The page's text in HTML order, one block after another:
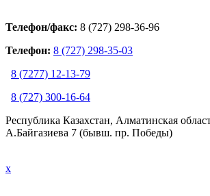
Телефон/факс: 8 (727) 298-36-96
Телефон: 8 (727) 298-35-03
8 (7277) 12-13-79
8 (727) 300-16-64
Республика Казахстан, Алматинская
А.Байгазиева 7 (бывш. пр. Победы)
x